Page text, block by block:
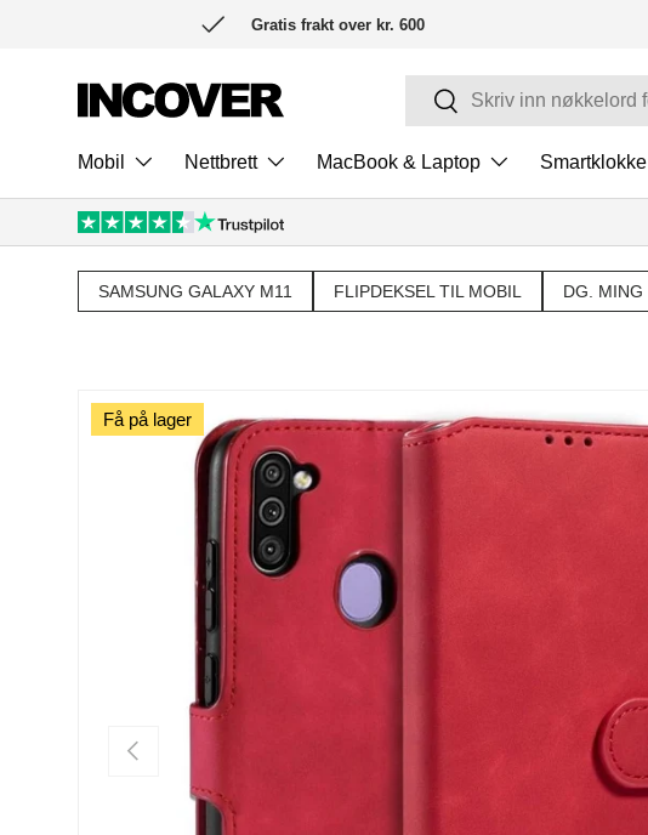
Gratis frakt over kr. 600
Søk
Mobil Nettbrett MacBook & Laptop Smartklokke
SAMSUNG GALAXY M11 FLIPDEKSEL TIL MOBIL DG. MING
FORRIGE
Få på lager